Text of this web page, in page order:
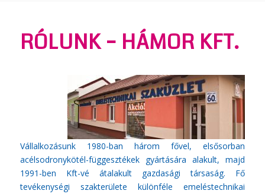
RÓLUNK – HÁMOR KFT.
Vállalkozásunk 1980-ban három fővel, elsősorban
acélsodronykötél-függesztékek gyártására alakult, majd
1991-ben Kft-vé átalakult gazdasági társaság. Fő
tevékenységi szakterülete különféle emeléstechnikai